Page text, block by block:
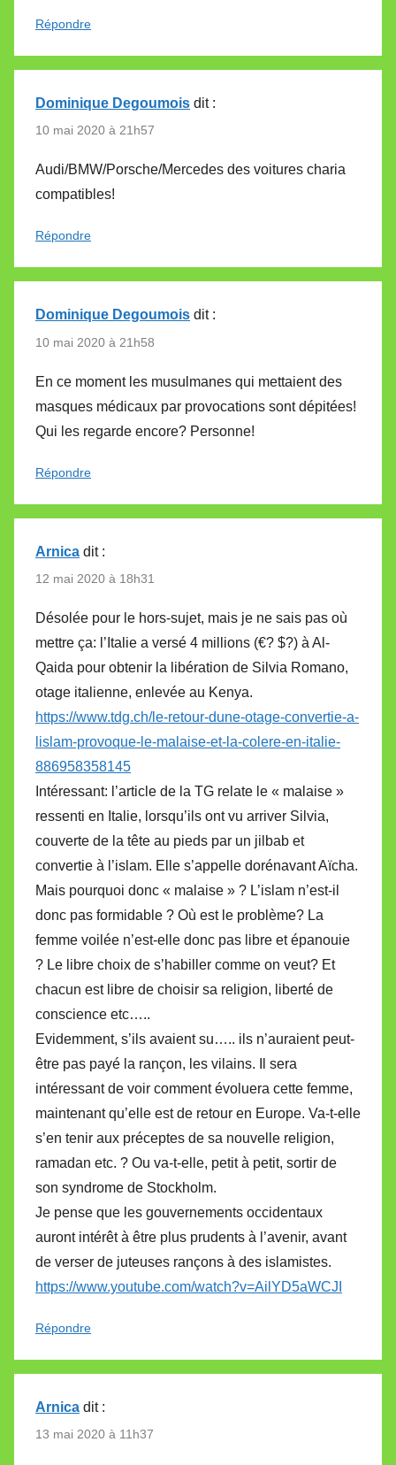
Répondre
Dominique Degoumois dit :
10 mai 2020 à 21h57
Audi/BMW/Porsche/Mercedes des voitures charia
compatibles!
Répondre
Dominique Degoumois dit :
10 mai 2020 à 21h58
En ce moment les musulmanes qui mettaient des
masques médicaux par provocations sont dépitées!
Qui les regarde encore? Personne!
Répondre
Arnica dit :
12 mai 2020 à 18h31
Désolée pour le hors-sujet, mais je ne sais pas où
mettre ça: l’Italie a versé 4 millions (€? $?) à Al-
Qaida pour obtenir la libération de Silvia Romano,
otage italienne, enlevée au Kenya.
https://www.tdg.ch/le-retour-dune-otage-convertie-a-
lislam-provoque-le-malaise-et-la-colere-en-italie-
886958358145
Intéressant: l’article de la TG relate le « malaise »
ressenti en Italie, lorsqu’ils ont vu arriver Silvia,
couverte de la tête au pieds par un jilbab et
convertie à l’islam. Elle s’appelle dorénavant Aïcha.
Mais pourquoi donc « malaise » ? L’islam n’est-il
donc pas formidable ? Où est le problème? La
femme voilée n’est-elle donc pas libre et épanouie
? Le libre choix de s’habiller comme on veut? Et
chacun est libre de choisir sa religion, liberté de
conscience etc…..
Evidemment, s’ils avaient su….. ils n’auraient peut-
être pas payé la rançon, les vilains. Il sera
intéressant de voir comment évoluera cette femme,
maintenant qu’elle est de retour en Europe. Va-t-elle
s’en tenir aux préceptes de sa nouvelle religion,
ramadan etc. ? Ou va-t-elle, petit à petit, sortir de
son syndrome de Stockholm.
Je pense que les gouvernements occidentaux
auront intérêt à être plus prudents à l’avenir, avant
de verser de juteuses rançons à des islamistes.
https://www.youtube.com/watch?v=AilYD5aWCJI
Répondre
Arnica dit :
13 mai 2020 à 11h37